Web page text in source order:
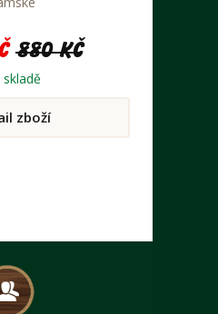
880 Kč
skladě
zboží